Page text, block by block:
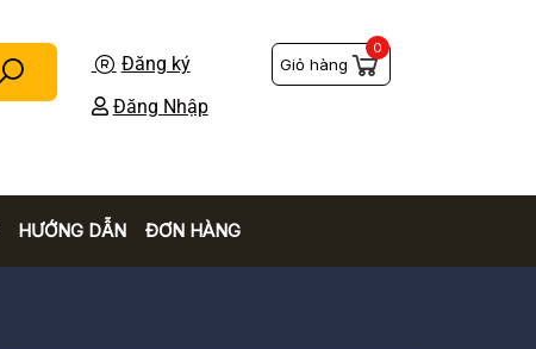
Đăng ký
Đăng Nhập
Giỏ hàng
0
HƯỚNG DẪN ĐƠN HÀNG